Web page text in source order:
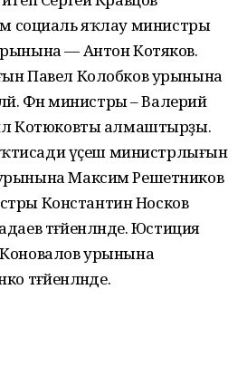
һәм социаль яҡлау министры
— Антон Котяков.
Павел Колобков урынына
Фән министры – Валерий
Котюковты алмаштырҙы.
үҫеш министрлығын
Максим Решетников
Константин Носков
тәғәйенләнде. Юстиция
урынына
тәғәйенләнде.